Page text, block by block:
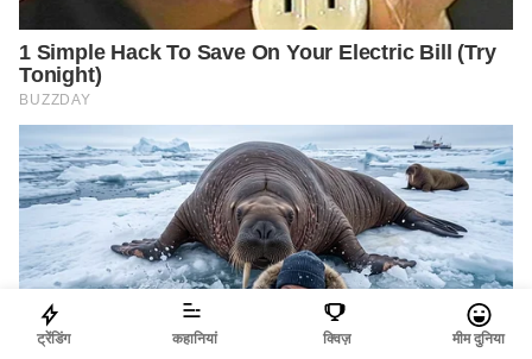
ट्रेंडिंग कहानियां क्विज़ मीम दुनिया